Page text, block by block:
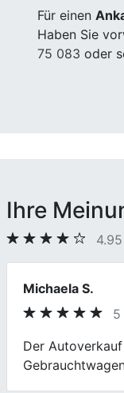
Für einen
Haben Sie
75 083 oder
Ihre
Daniela Schütz
4
Die Beratung
Erwartungen.